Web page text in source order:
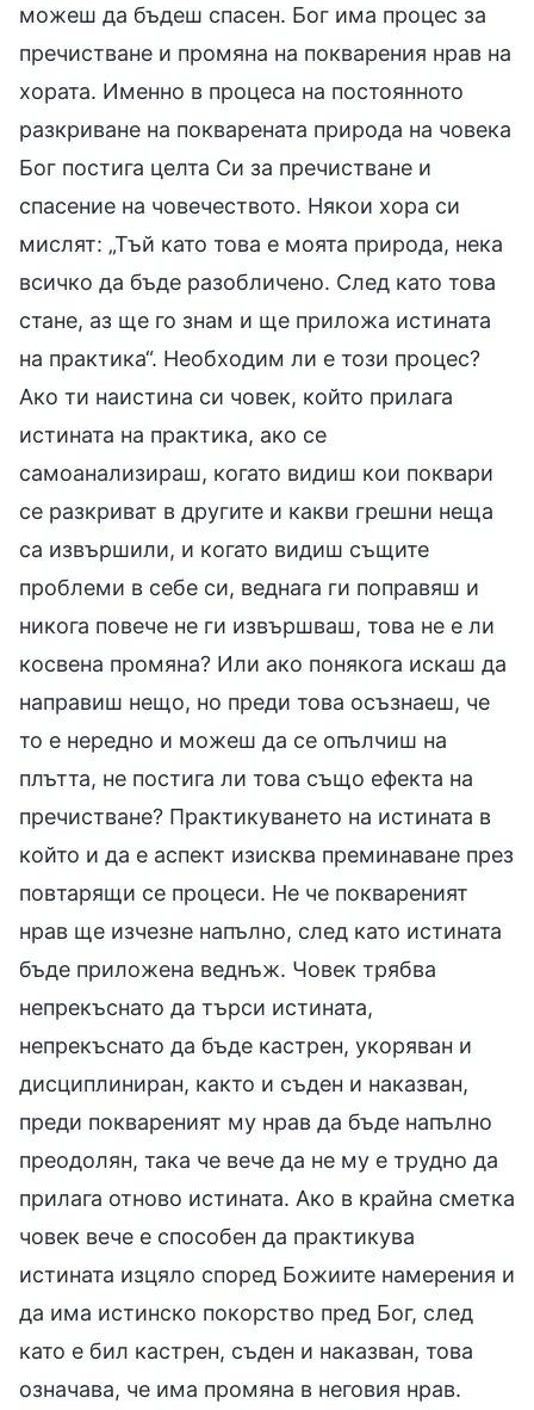
можеш да бъдеш спасен. Бог има процес за
пречистване и промяна на покварения нрав на
хората. Именно в процеса на постоянното
разкриване на покварената природа на човека
Бог постига целта Си за пречистване и
спасение на човечеството. Някои хора си
мислят: „Тъй като това е моята природа, нека
всичко да бъде разобличено. След като това
стане, аз ще го знам и ще приложа истината
на практика“. Необходим ли е този процес?
Ако ти наистина си човек, който прилага
истината на практика, ако се
самоанализираш, когато видиш кои поквари
се разкриват в другите и какви грешни неща
са извършили, и когато видиш същите
проблеми в себе си, веднага ги поправяш и
никога повече не ги извършваш, това не е ли
косвена промяна? Или ако понякога искаш да
направиш нещо, но преди това осъзнаеш, че
то е нередно и можеш да се опълчиш на
плътта, не постига ли това също ефекта на
пречистване? Практикуването на истината в
който и да е аспект изисква преминаване през
повтарящи се процеси. Не че поквареният
нрав ще изчезне напълно, след като истината
бъде приложена веднъж. Човек трябва
непрекъснато да търси истината,
непрекъснато да бъде кастрен, укоряван и
дисциплиниран, както и съден и наказван,
преди поквареният му нрав да бъде напълно
преодолян, така че вече да не му е трудно да
прилага отново истината. Ако в крайна сметка
човек вече е способен да практикува
истината изцяло според Божиите намерения и
да има истинско покорство пред Бог, след
като е бил кастрен, съден и наказван, това
означава, че има промяна в неговия нрав.